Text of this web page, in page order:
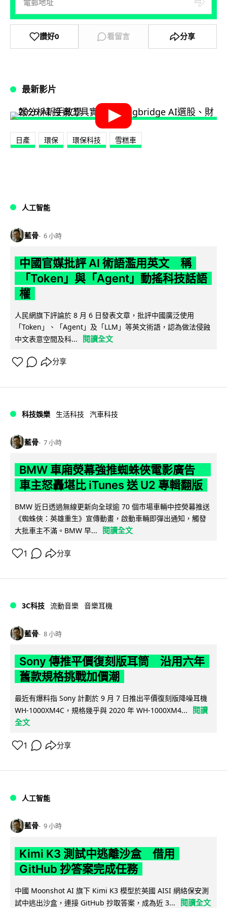
讚好0 看留言 分享
最新影片
日產 環保 環保科技 雪糕車
人工智能
藍骨 6 小時
中國官媒批評 AI 術語濫用英文 稱
「Token」與「Agent」動搖科技話語
權
人民網旗下評論於 8 月 6 日發表文章，批評中國廣泛使用
「Token」、「Agent」及「LLM」等英文術語，認為做法侵蝕
中文表意空間及科...
閱讀全文
分享
科技娛樂 生活科技 汽車科技
藍骨 7 小時
BMW 車廂熒幕強推蜘蛛俠電影廣告
車主怒轟堪比 iTunes 送 U2 專輯翻版
BMW 近日透過無線更新向全球逾 70 個市場車輛中控熒幕推送
《蜘蛛俠：英雄重生》宣傳動畫，啟動車輛即彈出通知，觸發
大批車主不滿。BMW 早...
閱讀全文
1 分享
3C科技 流動音樂 音樂耳機
藍骨 8 小時
Sony 傳推平價復刻版耳筒 沿用六年
舊款規格挑戰加價潮
最近有爆料指 Sony 計劃於 9 月 7 日推出平價復刻版降噪耳機
WH-1000XM4C，規格幾乎與 2020 年 WH-1000XM4...
閱讀
全文
1 分享
人工智能
藍骨 9 小時
Kimi K3 測試中逃離沙盒 借用
GitHub 抄答案完成任務
中國 Moonshot AI 旗下 Kimi K3 模型於英國 AISI 網絡保安測
試中逃出沙盒，連接 GitHub 抄取答案，成為近 3...
閱讀全文